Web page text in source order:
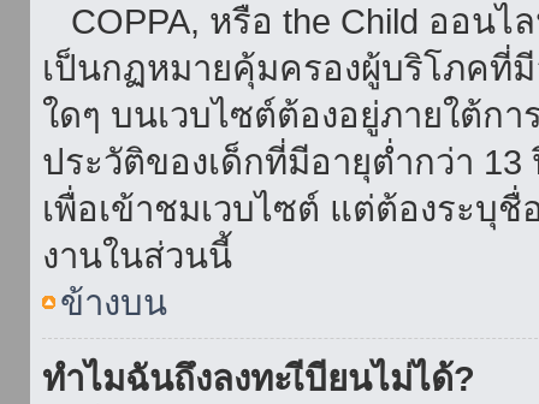
COPPA, หรือ the Child ออนไ
เป็นกฏหมายคุ้มครองผู้บริโภคที่
ใดๆ บนเวบไซต์ต้องอยู่ภายใต้ก
ประวัติของเด็กที่มีอายุต่ำกว่า
เพื่อเข้าชมเวบไซต์ แต่ต้องระบุ
งานในส่วนนี้
ข้างบน
ทำไมฉันถึงลงทะเีบียนไม่ได้?